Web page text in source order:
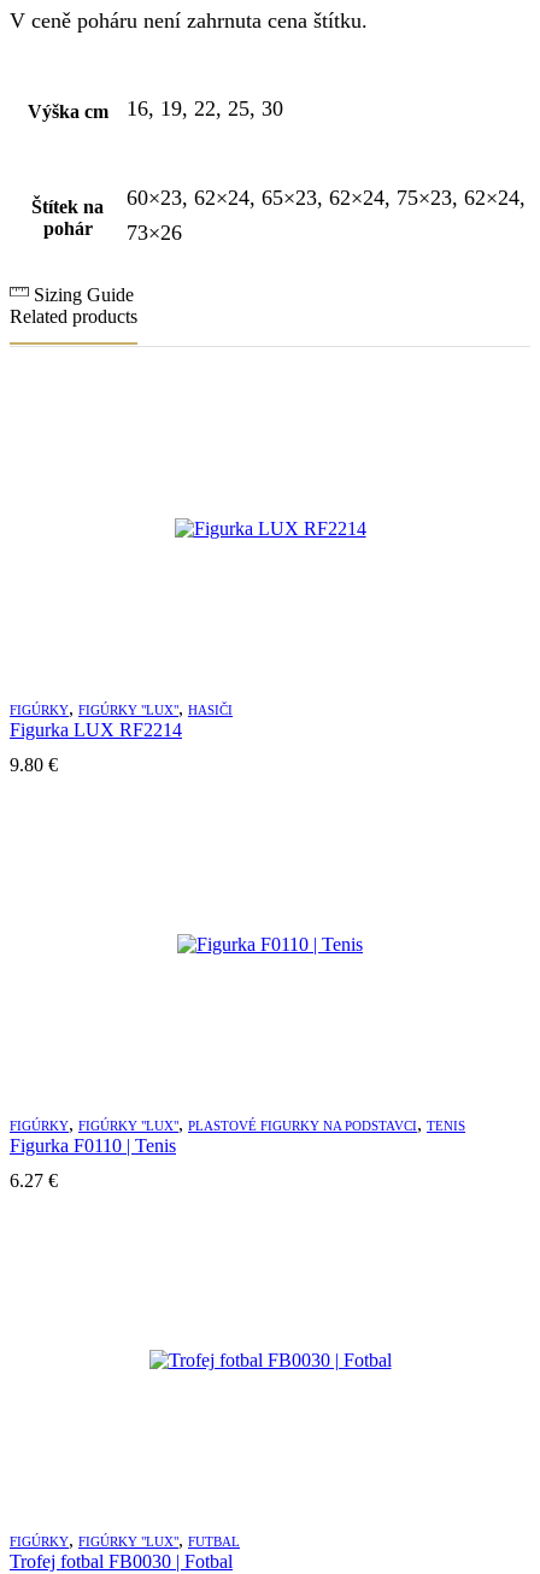
V ceně poháru není zahrnuta cena štítku.
Výška cm 16, 19, 22, 25, 30
Štítek na
pohár
60×23, 62×24, 65×23, 62×24, 75×23, 62×24,
73×26
Sizing Guide
Related products
FIGÚRKY, FIGÚRKY "LUX", HASIČI
Figurka LUX RF2214
9.80 €
FIGÚRKY, FIGÚRKY "LUX", PLASTOVÉ FIGURKY NA PODSTAVCI, TENIS
Figurka F0110 | Tenis
6.27 €
FIGÚRKY, FIGÚRKY "LUX", FUTBAL
Trofej fotbal FB0030 | Fotbal